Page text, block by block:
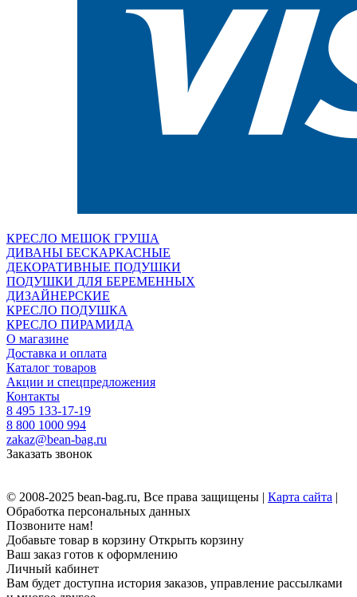
КРЕСЛО МЕШОК ГРУША
ДИВАНЫ БЕСКАРКАСНЫЕ
ДЕКОРАТИВНЫЕ ПОДУШКИ
ПОДУШКИ ДЛЯ БЕРЕМЕННЫХ
ДИЗАЙНЕРСКИЕ
КРЕСЛО ПОДУШКА
КРЕСЛО ПИРАМИДА
О магазине
Доставка и оплата
Каталог товаров
Акции и спецпредложения
Контакты
8 495 133-17-19
8 800 1000 994
zakaz@bean-bag.ru
Заказать звонок
© 2008-2025 bean-bag.ru, Все права защищены | Карта сайта |
Обработка персональных данных
Позвоните нам!
Добавьте товар в корзину Открыть корзину
Ваш заказ готов к оформлению
Личный кабинет
Вам будет доступна история заказов, управление рассылками